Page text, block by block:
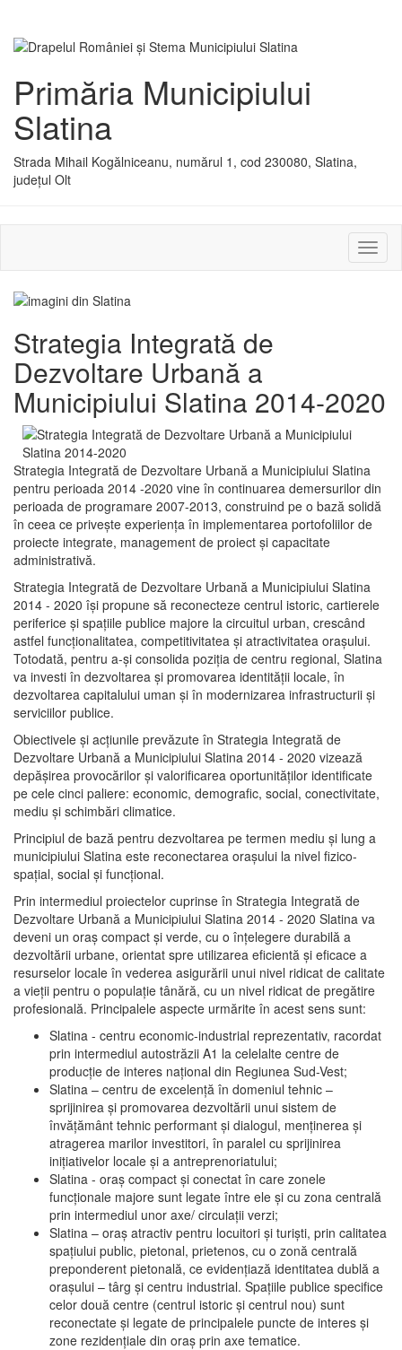
Primăria Municipiului
Slatina
Strada Mihail Kogălniceanu, numărul 1, cod 230080, Slatina,
județul Olt
sau
Strategia Integrată de
Dezvoltare Urbană a
Municipiului Slatina 2014-2020
Strategia Integrată de Dezvoltare Urbană a Municipiului Slatina
pentru perioada 2014 -2020 vine în continuarea demersurilor din
perioada de programare 2007-2013, construind pe o bază solidă
în ceea ce priveşte experienţa în implementarea portofoliilor de
proiecte integrate, management de proiect și capacitate
administrativă.
Strategia Integrată de Dezvoltare Urbană a Municipiului Slatina
2014 - 2020 își propune să reconecteze centrul istoric, cartierele
periferice şi spaţiile publice majore la circuitul urban, crescând
astfel funcţionalitatea, competitivitatea şi atractivitatea oraşului.
Totodată, pentru a-şi consolida poziţia de centru regional, Slatina
va investi în dezvoltarea şi promovarea identităţii locale, în
dezvoltarea capitalului uman şi în modernizarea infrastructurii şi
serviciilor publice.
Obiectivele şi acţiunile prevăzute în Strategia Integrată de
Dezvoltare Urbană a Municipiului Slatina 2014 - 2020 vizează
depășirea provocărilor şi valorificarea oportunităţilor identificate
pe cele cinci paliere: economic, demografic, social, conectivitate,
mediu şi schimbări climatice.
Principiul de bază pentru dezvoltarea pe termen mediu şi lung a
municipiului Slatina este reconectarea oraşului la nivel fizico-
spaţial, social şi funcţional.
Prin intermediul proiectelor cuprinse în Strategia Integrată de
Dezvoltare Urbană a Municipiului Slatina 2014 - 2020 Slatina va
deveni un oraş compact şi verde, cu o înţelegere durabilă a
dezvoltării urbane, orientat spre utilizarea eficientă şi eficace a
resurselor locale în vederea asigurării unui nivel ridicat de calitate
a vieţii pentru o populaţie tânără, cu un nivel ridicat de pregătire
profesională. Principalele aspecte urmărite în acest sens sunt:
Slatina - centru economic-industrial reprezentativ, racordat
prin intermediul autostrăzii A1 la celelalte centre de
producţie de interes naţional din Regiunea Sud-Vest;
Slatina – centru de excelenţă în domeniul tehnic –
sprijinirea şi promovarea dezvoltării unui sistem de
învăţământ tehnic performant şi dialogul, menţinerea şi
atragerea marilor investitori, în paralel cu sprijinirea
iniţiativelor locale şi a antreprenoriatului;
Slatina - oraş compact şi conectat în care zonele
funcţionale majore sunt legate între ele şi cu zona centrală
prin intermediul unor axe/ circulații verzi;
Slatina – oraş atractiv pentru locuitori şi turişti, prin calitatea
spaţiului public, pietonal, prietenos, cu o zonă centrală
preponderent pietonală, ce evidenţiază identitatea dublă a
oraşului – târg şi centru industrial. Spaţiile publice specifice
celor două centre (centrul istoric şi centrul nou) sunt
reconectate şi legate de principalele puncte de interes şi
zone rezidenţiale din oraş prin axe tematice.